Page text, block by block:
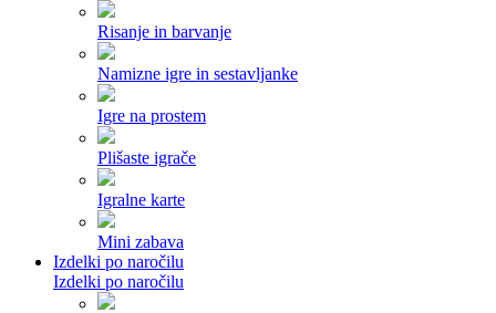
Risanje in barvanje
Namizne igre in sestavljanke
Igre na prostem
Plišaste igrače
Igralne karte
Mini zabava
Izdelki po naročilu
Izdelki po naročilu